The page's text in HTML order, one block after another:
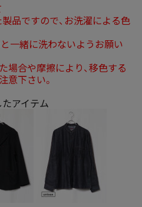
品ですので、お洗濯による色
一緒に洗わないようお願い
場合や摩擦により、移色する
意下さい。
アイテム